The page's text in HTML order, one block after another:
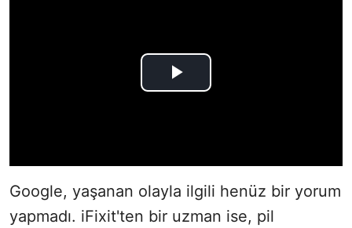
Google, yaşanan olayla ilgili henüz bir yorum
yapmadı. iFixit'ten bir uzman ise, pil